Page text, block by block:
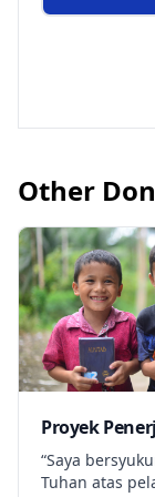
Other
Proyek
“Saya
Tuhan atas